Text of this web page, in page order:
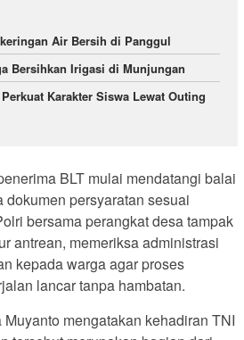
Air Bersih di Panggul
Bersihkan Irigasi di Munjungan
Karakter Siswa Lewat Outing
BLT mulai mendatangi balai
persyaratan sesuai
bersama perangkat desa tampak
antrean, memeriksa administrasi
kepada warga agar proses
lancar tanpa hambatan.
mengatakan kehadiran TNI